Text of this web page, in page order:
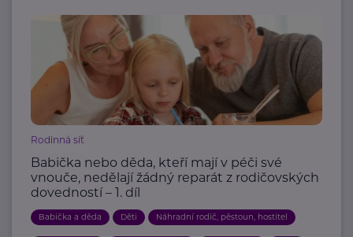
Rodinná síť
Babička nebo děda, kteří mají v péči své
vnouče, nedělají žádný reparát z rodičovských
dovedností – 1. díl
Babička a děda Děti Náhradní rodič, pěstoun, hostitel